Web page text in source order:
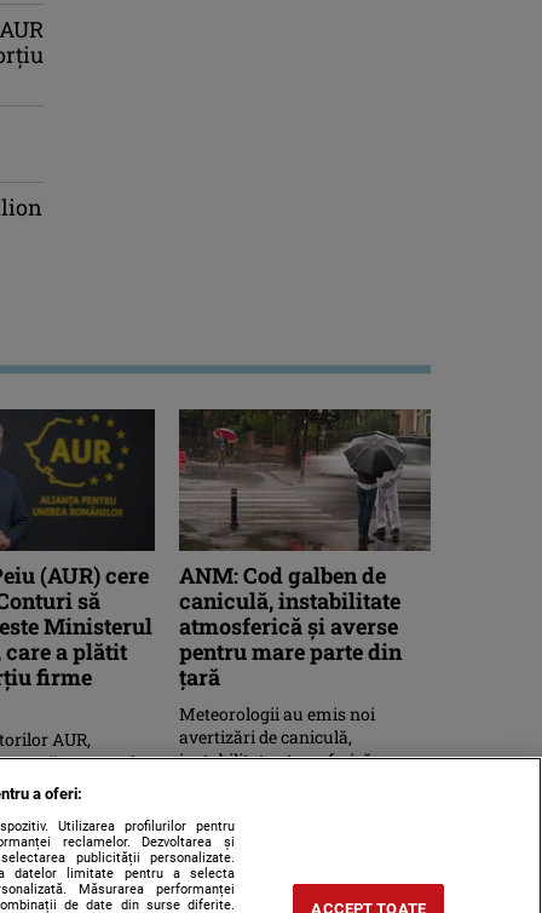
(AUR) cere
să
Ministerul
a plătit
firme
AUR,
acuză Guvernul
banilor
că Ministerul
ANM: Cod galben de
caniculă, instabilitate
atmosferică și averse
pentru mare parte din
țară
Meteorologii au emis noi
avertizări de caniculă,
instabilitate atmosferică,
a oferi:
Utilizarea profilurilor pentru
reclamelor. Dezvoltarea și
publicității personalizate.
datelor limitate pentru a selecta
Măsurarea performanței
de date din surse diferite.
ACCEPT TOATE